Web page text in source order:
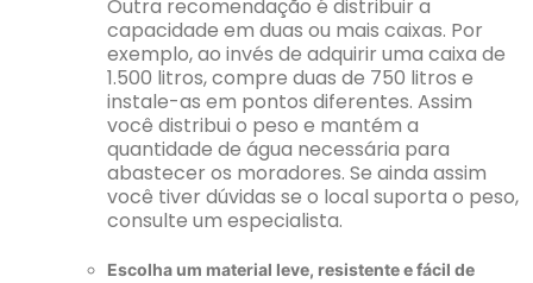
Outra recomendação é distribuir a
capacidade em duas ou mais caixas. Por
exemplo, ao invés de adquirir uma caixa de
1.500 litros, compre duas de 750 litros e
instale-as em pontos diferentes. Assim
você distribui o peso e mantém a
quantidade de água necessária para
abastecer os moradores. Se ainda assim
você tiver dúvidas se o local suporta o peso,
consulte um especialista.
Escolha um material leve, resistente e fácil de